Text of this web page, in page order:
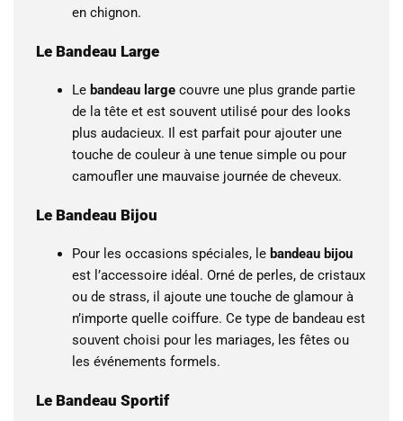
en chignon.
Le Bandeau Large
Le bandeau large couvre une plus grande partie
de la tête et est souvent utilisé pour des looks
plus audacieux. Il est parfait pour ajouter une
touche de couleur à une tenue simple ou pour
camoufler une mauvaise journée de cheveux.
Le Bandeau Bijou
Pour les occasions spéciales, le bandeau bijou
est l’accessoire idéal. Orné de perles, de cristaux
ou de strass, il ajoute une touche de glamour à
n’importe quelle coiffure. Ce type de bandeau est
souvent choisi pour les mariages, les fêtes ou
les événements formels.
Le Bandeau Sportif